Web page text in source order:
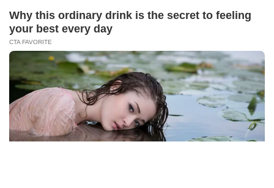
Kabarbaru.co menyajikan berita aktual dan
inspiratif dari sudut pandang berbaik sangka
Follow Kabarbaru